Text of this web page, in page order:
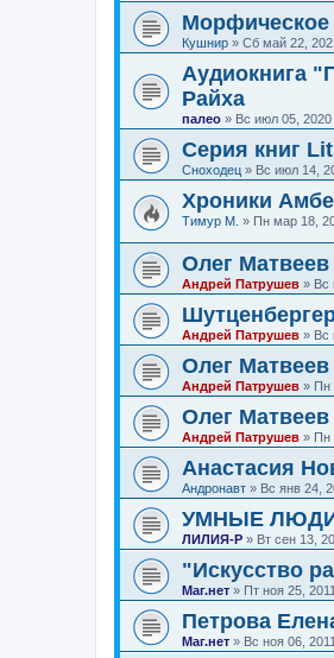
Морфическое
Кушнир » Сб май 22,
Аудиокнига
Райха
палео » Вс июл 05, 2020
Серия книг
Сноходец » Вс июл 14,
Хроники
Тимур М. » Пн мар 18,
Олег
Андрей Патрушев » Вс
Андрей Патрушев » Вс
Олег
Андрей Патрушев » Пн
Олег
Андрей Патрушев » Пн
Анастасия
Андронавт » Вс янв 24,
УМНЫЕ
ЛИЛИЯ-Р » Вт сен 13,
"Искусство
Маг.нет » Пт ноя 25,
Петрова
Маг.нет » Вс ноя 06,